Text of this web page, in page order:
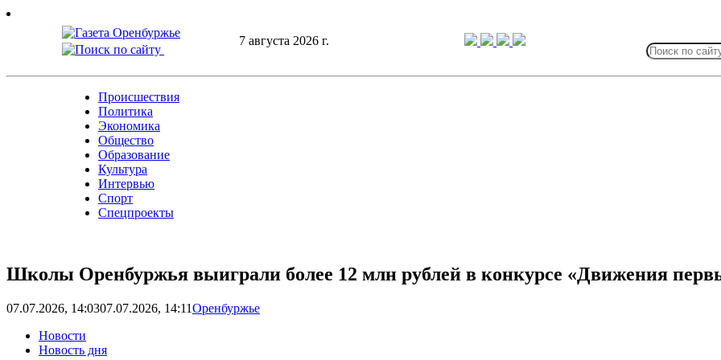
Skip
7 августа 2026 г.
for:
Происшествия
Политика
Экономика
Общество
Образование
Культура
Интервью
Спорт
Спецпроекты
Школы Оренбуржья выиграли более 12 млн рублей в конкурсе «Движения
07.07.2026, 14:0307.07.2026, 14:11Оренбуржье
Новости
Новость дня